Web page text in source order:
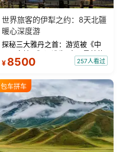
世界旅客的伊犁之约：8天北疆
暖心深度游
探秘三大雅丹之首：游览被《中
国国家地理》评选为“中国最美的
三大雅丹”第一名的克拉玛依魔鬼
瓦人最大村落——禾木村，欣赏
晨雾与小木...
¥ 8500 257人看过
包车拼车